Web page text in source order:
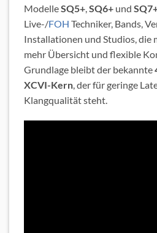
ModelleSQ5+,SQ6+ und
Live-/FOH Techniker, Bands,
Installationen und Studios, die
mehr Übersicht und flexible
Grundlage bleibt der bekannte
XCVI-Kern, der für geringe
Klangqualität steht.